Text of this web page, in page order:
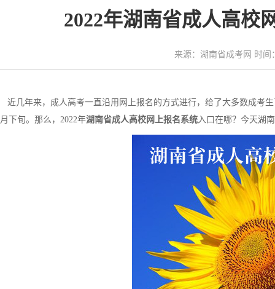
2022年湖南省成人高校
来源：湖南省成考网 时间
近几年来，成人高考一直沿用网上报名的方式进行，给了大多数成考
月下旬。那么，2022年湖南省成人高校网上报名系统入口在哪？今天湖